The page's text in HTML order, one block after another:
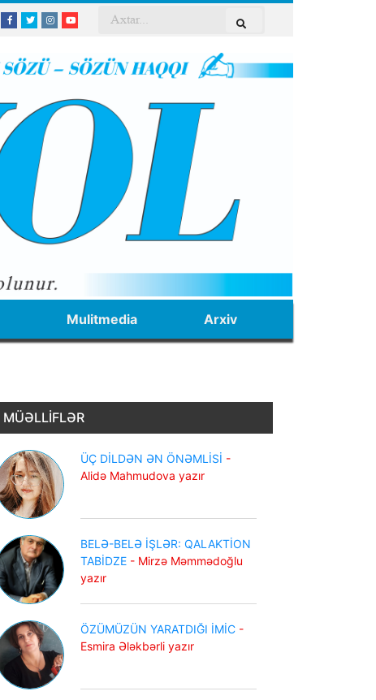
Mulitmedia Arxiv
MÜƏLLİFLƏR
ÜÇ DİLDƏN ƏN ÖNƏMLİSİ -
Alidə Mahmudova yazır
BELƏ-BELƏ İŞLƏR: QALAKTİON
TABİDZE - Mirzə Məmmədoğlu
yazır
ÖZÜMÜZÜN YARATDIĞI İMİC -
Esmira Ələkbərli yazır